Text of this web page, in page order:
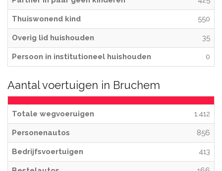
Thuiswonend kind 550
Overig lid huishouden 35
Persoon in institutioneel huishouden 0
Aantal voertuigen in Bruchem
Totale wegvoeruigen 1.412
Personenautos 856
Bedrijfsvoertuigen 413